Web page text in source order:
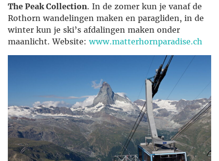
The Peak Collection. In de zomer kun je vanaf de
Rothorn wandelingen maken en paragliden, in de
winter kun je ski’s afdalingen maken onder
maanlicht. Website: www.matterhornparadise.ch